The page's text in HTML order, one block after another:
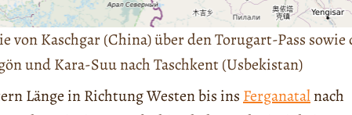
von Kaschgar (China) über den Torugart-Pass sowie
und Kara-Suu nach Taschkent (Usbekistan)
Länge in Richtung Westen bis ins Ferganatalnach